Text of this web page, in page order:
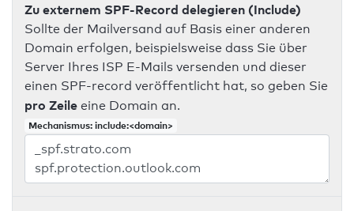
Zu externem SPF-Record delegieren (Include)
Sollte der Mailversand auf Basis einer anderen
Domain erfolgen, beispielsweise dass Sie über
Server Ihres ISP E-Mails versenden und dieser
einen SPF-record veröffentlicht hat, so geben Sie
pro Zeile eine Domain an.
Mechanismus: include:<domain>